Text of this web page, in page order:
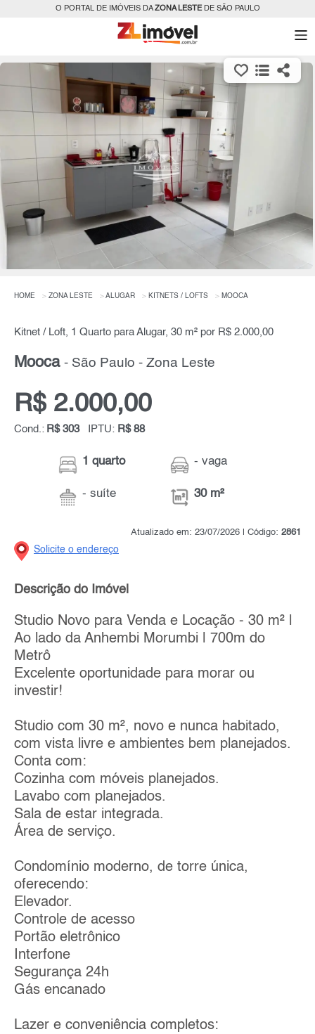
O PORTAL DE IMÓVEIS DAZONA LESTEDE SÃO PAULO
HOME ZONA LESTE ALUGAR KITNETS / LOFTS MOOCA
Kitnet / Loft, 1 Quarto para Alugar, 30 m² por R$ 2.000,00
Mooca - São Paulo - Zona Leste
R$ 2.000,00
Cond.: R$ 303 IPTU: R$ 88
1 quarto
- suíte
- vaga
30 m²
Atualizado em: 23/07/2026 | Código: 2861
Solicite o endereço
Descrição do Imóvel
Studio Novo para Venda e Locação - 30 m² |
Ao lado da Anhembi Morumbi | 700m do
Metrô
Excelente oportunidade para morar ou
investir!
Studio com 30 m², novo e nunca habitado,
com vista livre e ambientes bem planejados.
Conta com:
Cozinha com móveis planejados.
Lavabo com planejados.
Sala de estar integrada.
Área de serviço.
Condomínio moderno, de torre única,
oferecendo:
Elevador.
Controle de acesso
Portão eletrônico
Interfone
Segurança 24h
Gás encanado
Lazer e conveniência completos: